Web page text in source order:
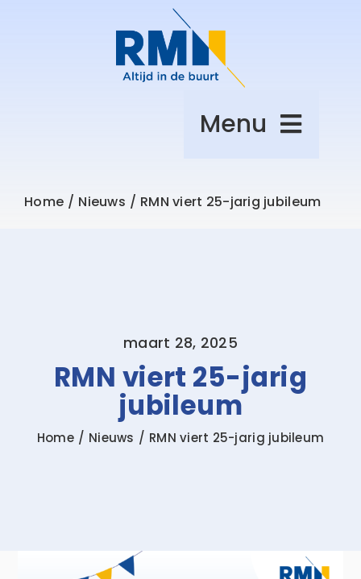
Menu
Over afval
Over RMN
Zoeken
naar:
Home Nieuws RMN viert 25-jarig jubileum
maart 28, 2025
RMN viert 25-jarig
jubileum
Home Nieuws RMN viert 25-jarig jubileum